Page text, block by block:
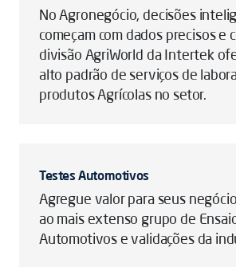
No Agronegócio, decisões
começam com dados precisos e
divisão AgriWorld da Intertek
alto padrão de serviços de
produtos Agrícolas no setor.
Testes Automotivos
Agregue valor para seus
ao mais extenso grupo de
Automotivos e validações da